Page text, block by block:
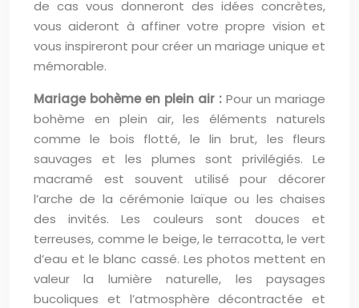
de cas vous donneront des idées concrètes,
vous aideront à affiner votre propre vision et
vous inspireront pour créer un mariage unique et
mémorable.
Mariage bohème en plein air : Pour un mariage
bohème en plein air, les éléments naturels
comme le bois flotté, le lin brut, les fleurs
sauvages et les plumes sont privilégiés. Le
macramé est souvent utilisé pour décorer
l’arche de la cérémonie laïque ou les chaises
des invités. Les couleurs sont douces et
terreuses, comme le beige, le terracotta, le vert
d’eau et le blanc cassé. Les photos mettent en
valeur la lumière naturelle, les paysages
bucoliques et l’atmosphère décontractée et